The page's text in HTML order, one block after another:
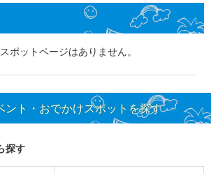
ポットページはありません。
ント・おでかけスポットを探す
探す